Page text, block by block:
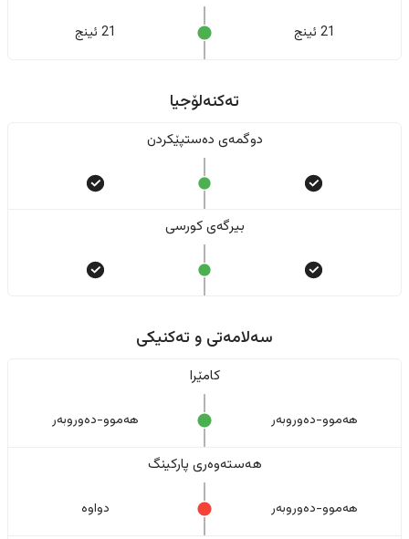
21 ئینج 21 ئینج
تەکنەلۆجیا
دوگمەی دەستپێکردن
بیرگەی کورسی
سەلامەتی و تەکنیکی
کامێرا
هەموو-دەوروبەر هەموو-دەوروبەر
هەستەوەری پارکینگ
هەموو-دەوروبەر دواوە